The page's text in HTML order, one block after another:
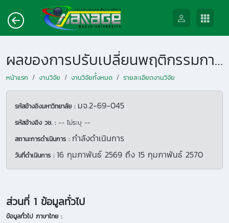
ผลของการปรับเปลี่ยนพฤติกรรมการออกกำลังกายและโภชนาการสำหรับผู้ที่มีภาวะน้ำหนักเกิน
หน้าแรก งานวิจัย งานวิจัยทั้งหมด รายละเอียดงานวิจัย
รหัสอ้างอิงมหาวิทยาลัย : มจ.2-69-045
รหัสอ้างอิง วช. : -- ไม่ระบุ --
สถานะการดำเนินการ : กำลังดำเนินการ
วันที่ดำเนินการ : 16 กุมภาพันธ์ 2569 ถึง 15 กุมภาพันธ์ 2570
ส่วนที่ 1 ข้อมูลทั่วไป
ข้อมูลทั่วไป ภาษาไทย :